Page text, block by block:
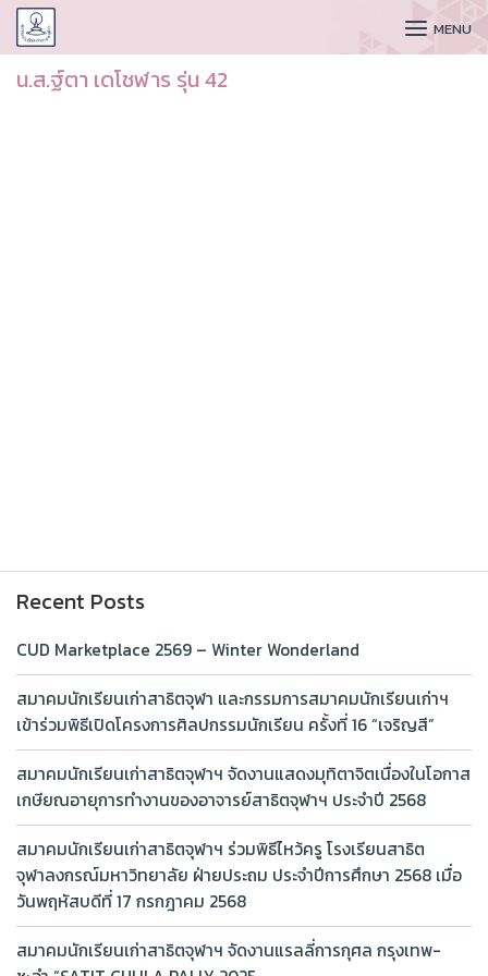
CUDAA MENU
น.ส.ฐ์ตา เดโชฬาร รุ่น 42
Recent Posts
CUD Marketplace 2569 – Winter Wonderland
สมาคมนักเรียนเก่าสาธิตจุฬา และกรรมการสมาคมนักเรียนเก่าฯ
เข้าร่วมพิธีเปิดโครงการศิลปกรรมนักเรียน ครั้งที่ 16 “เจริญสี”
สมาคมนักเรียนเก่าสาธิตจุฬาฯ จัดงานแสดงมุทิตาจิตเนื่องในโอกาส
เกษียณอายุการทำงานของอาจารย์สาธิตจุฬาฯ ประจำปี 2568
สมาคมนักเรียนเก่าสาธิตจุฬาฯ ร่วมพิธีไหว้ครู โรงเรียนสาธิต
จุฬาลงกรณ์มหาวิทยาลัย ฝ่ายประถม ประจำปีการศึกษา 2568 เมื่อ
วันพฤหัสบดีที่ 17 กรกฎาคม 2568
สมาคมนักเรียนเก่าสาธิตจุฬาฯ จัดงานแรลลี่การกุศล กรุงเทพ-